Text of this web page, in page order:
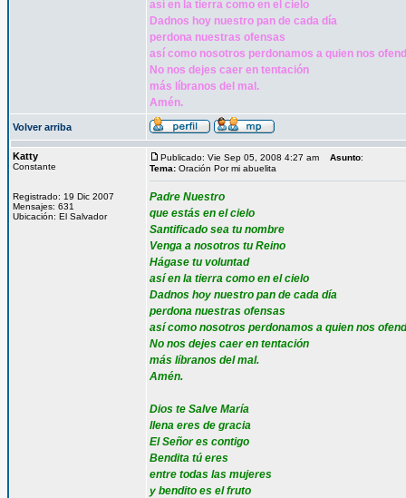
así en la tierra como en el cielo
Dadnos hoy nuestro pan de cada día
perdona nuestras ofensas
así como nosotros perdonamos a quien nos
No nos dejes caer en tentación
más líbranos del mal.
Amén.
Volver arriba
Katty
Constante
Registrado: 19 Dic 2007
Mensajes: 631
Ubicación: El Salvador
Publicado: Vie Sep 05, 2008 4:27 am Asunto:
Tema: Oración Por mi abuelita
Padre Nuestro
que estás en el cielo
Santificado sea tu nombre
Venga a nosotros tu Reino
Hágase tu voluntad
así en la tierra como en el cielo
Dadnos hoy nuestro pan de cada día
perdona nuestras ofensas
así como nosotros perdonamos a quien nos
No nos dejes caer en tentación
más líbranos del mal.
Amén.
Dios te Salve María
llena eres de gracia
El Señor es contigo
Bendita tú eres
entre todas las mujeres
y bendito es el fruto